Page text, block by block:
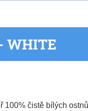
WHITE
100% čistě bílých